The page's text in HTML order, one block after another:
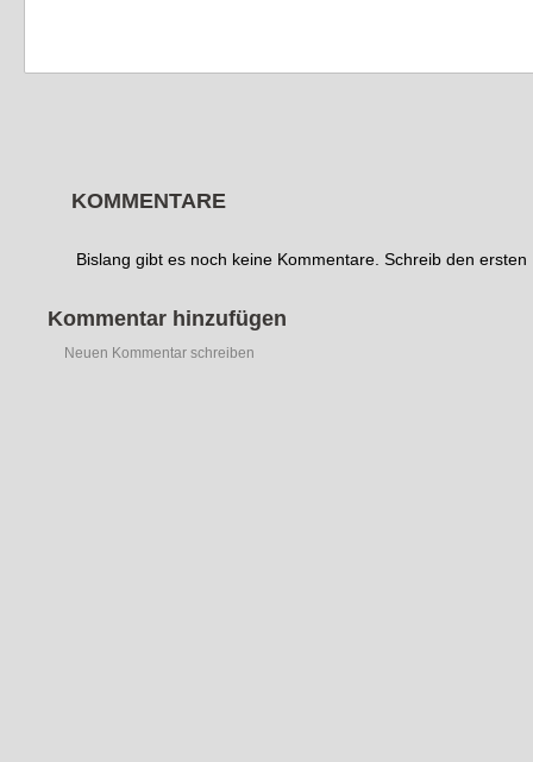
KOMMENTARE
Bislang gibt es noch keine Kommentare. Schreib den ersten
Kommentar hinzufügen
Neuen Kommentar schreiben